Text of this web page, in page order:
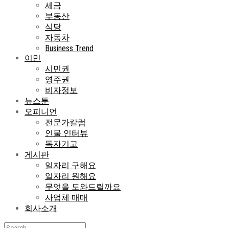
세금
부동산
식당
자동차
Business Trend
이민
시민권
영주권
비자정보
뉴스툰
오피니언
전문가칼럼
인물 인터뷰
독자기고
게시판
일자리 구해요
일자리 원해요
무엇을 도와드릴까요
사업체 매매
회사소개